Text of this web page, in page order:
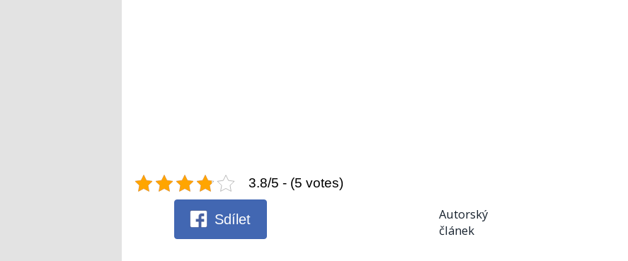
3.8/5 - (5 votes)
Sdílet
Autorský
článek